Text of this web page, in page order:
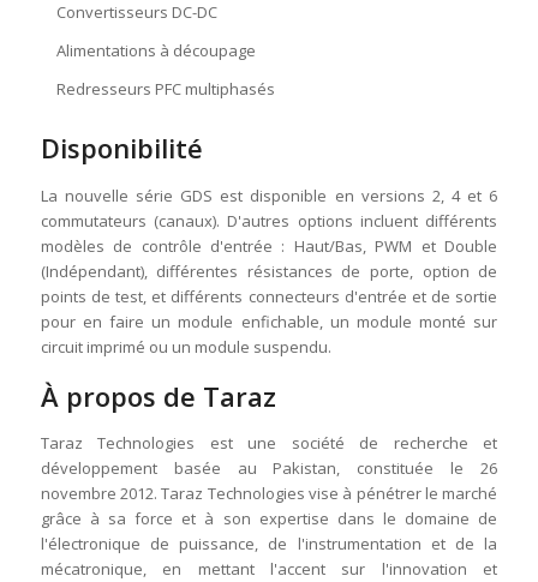
Convertisseurs DC-DC
Alimentations à découpage
Redresseurs PFC multiphasés
Disponibilité
La nouvelle série GDS est disponible en versions 2, 4 et 6
commutateurs (canaux). D'autres options incluent différents
modèles de contrôle d'entrée : Haut/Bas, PWM et Double
(Indépendant), différentes résistances de porte, option de
points de test, et différents connecteurs d'entrée et de sortie
pour en faire un module enfichable, un module monté sur
circuit imprimé ou un module suspendu.
À propos de Taraz
Taraz Technologies est une société de recherche et
développement basée au Pakistan, constituée le 26
novembre 2012. Taraz Technologies vise à pénétrer le marché
grâce à sa force et à son expertise dans le domaine de
l'électronique de puissance, de l'instrumentation et de la
mécatronique, en mettant l'accent sur l'innovation et